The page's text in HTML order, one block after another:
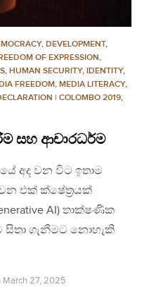
, DEVELOPMENT,
OF EXPRESSION,
, HUMAN SECURITY, IDENTITY,
FREEDOM, MEDIA LITERACY,
| COLOMBO 2019,
සහ ආචාරධර්ම
අද වන විට ඉතාම
එක් ක්ෂේත්‍රයක්
AI) තාක්ෂණික
සිතා ගැනීමට නොහැකි
March 27, 2025